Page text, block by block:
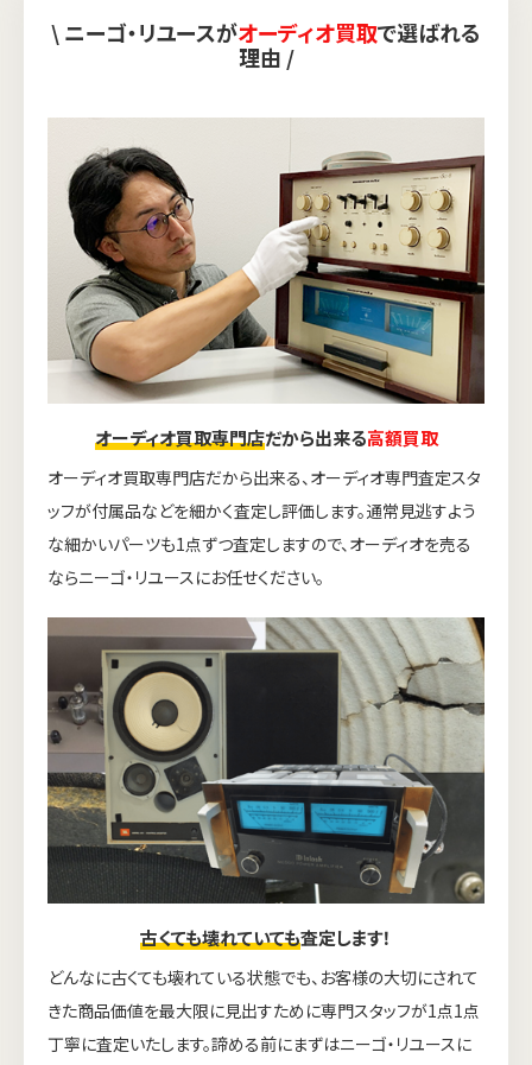
ウェブから1分
かんたん査定見積
フリーダイヤル
0120-1212-25
\ ニーゴ・リユースがオーディオ買取で選ばれる
理由 /
オーディオ買取専門店だから出来る高額買取
オーディオ買取専門店だから出来る、オーディオ専門査定スタ
ッフが付属品などを細かく査定し評価します。通常見逃すよう
な細かいパーツも1点ずつ査定しますので、オーディオを売る
ならニーゴ・リユースにお任せください。
古くても壊れていても査定します！
どんなに古くても壊れている状態でも、お客様の大切にされて
きた商品価値を最大限に見出すために専門スタッフが1点1点
丁寧に査定いたします。諦める前にまずはニーゴ・リユースに